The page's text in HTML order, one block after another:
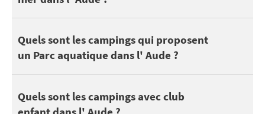
Quels sont les campings qui proposent
un Parc aquatique dans l' Aude ?
Si 44 campings dans l' Aude disposent d'au moins une
Découvrez tous lescampings avec un parc aquatique dans l'
Consultez notre sélection decampings avec une piscine
Quels sont les campings avec club
Les enfants et ados apprécient le camping pour se faire des